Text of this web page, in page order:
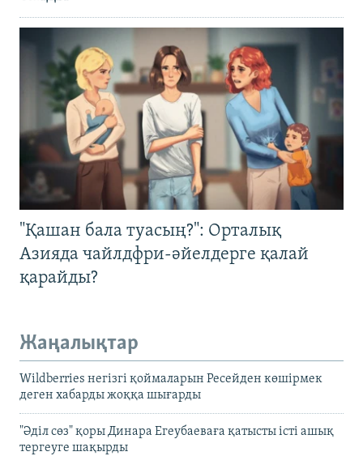
"Қашан бала туасың?": Орталық
Азияда чайлдфри-әйелдерге қалай
қарайды?
Жаңалықтар
Wildberries негізгі қоймаларын Ресейден көшірмек
деген хабарды жоққа шығарды
"Әділ сөз" қоры Динара Егеубаеваға қатысты істі ашық
тергеуге шақырды